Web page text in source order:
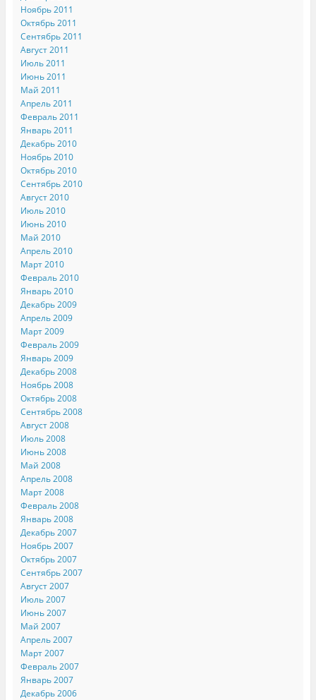
Ноябрь 2011
Октябрь 2011
Сентябрь 2011
Август 2011
Июль 2011
Июнь 2011
Май 2011
Апрель 2011
Февраль 2011
Январь 2011
Декабрь 2010
Ноябрь 2010
Октябрь 2010
Сентябрь 2010
Август 2010
Июль 2010
Июнь 2010
Май 2010
Апрель 2010
Март 2010
Февраль 2010
Январь 2010
Декабрь 2009
Апрель 2009
Март 2009
Февраль 2009
Январь 2009
Декабрь 2008
Ноябрь 2008
Октябрь 2008
Сентябрь 2008
Август 2008
Июль 2008
Июнь 2008
Май 2008
Апрель 2008
Март 2008
Февраль 2008
Январь 2008
Декабрь 2007
Ноябрь 2007
Октябрь 2007
Сентябрь 2007
Август 2007
Июль 2007
Июнь 2007
Май 2007
Апрель 2007
Март 2007
Февраль 2007
Январь 2007
Декабрь 2006